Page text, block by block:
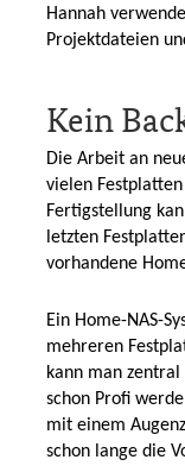
Hannah
Projektdateien
Kein
Die Arbeit an
vielen
Fertigstellung
letzten
vorhandene
Ein Home-NAS-
mehreren
kann man
schon Profi
mit einem
schon lange die